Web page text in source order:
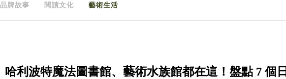
品牌故事 閱讀文化 藝術生活
哈利波特魔法圖書館、藝術水族館都在這！盤點 7 個